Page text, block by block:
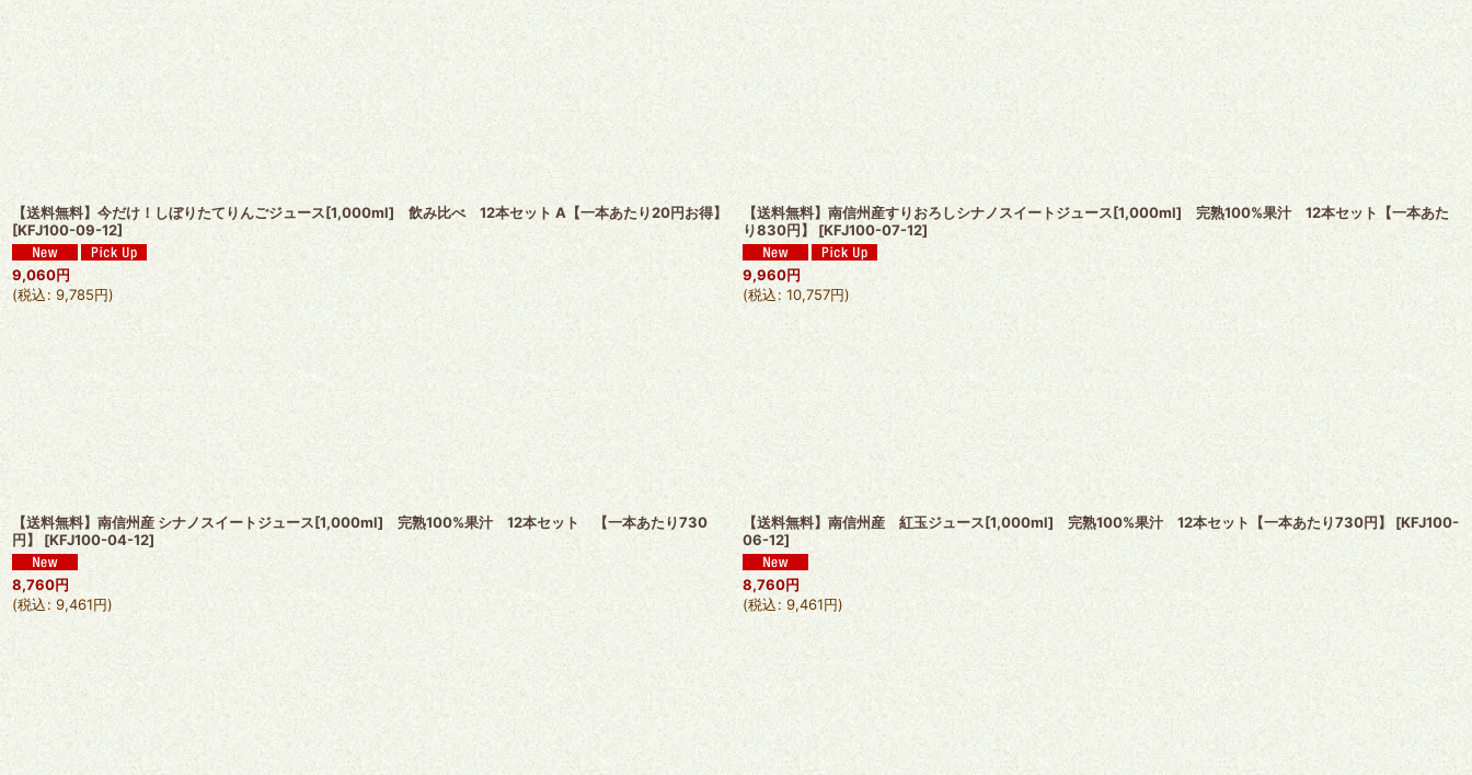
【送料無料】今だけ！しぼりたてりんごジュース[1,000ml] 飲み比べ 12本セット A【一本あたり20円お得】
[KFJ100-09-12]
9,060円
(税込: 9,785円)
【送料無料】南信州産すりおろしシナノスイートジュース[1,000ml] 完熟100%果汁 12本セット【一本あた
り830円】
[KFJ100-07-12]
9,960円
(税込: 10,757円)
【送料無料】南信州産 シナノスイートジュース[1,000ml] 完熟100%果汁 12本セット 【一本あたり730
円】
[KFJ100-04-12]
8,760円
(税込: 9,461円)
【送料無料】南信州産 紅玉ジュース[1,000ml] 完熟100%果汁 12本セット【一本あたり730円】 [KFJ100-
06-12]
8,760円
(税込: 9,461円)